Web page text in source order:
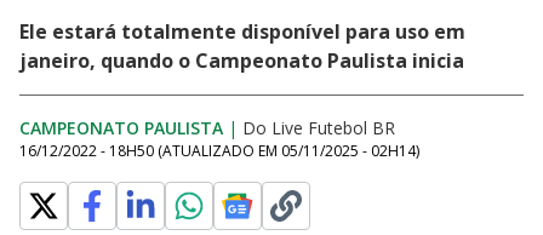
Ele estará totalmente disponível para uso em
janeiro, quando o Campeonato Paulista inicia
CAMPEONATO PAULISTA | Do Live Futebol BR
16/12/2022 - 18H50 (ATUALIZADO EM 05/11/2025 - 02H14)